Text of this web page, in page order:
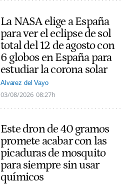
La NASA elige a España
para ver el eclipse de sol
total del 12 de agosto con
6 globos en España para
estudiar la corona solar
Alvarez del Vayo
03/08/2026 08:27h
Este dron de 40 gramos
promete acabar con las
picaduras de mosquito
para siempre sin usar
químicos